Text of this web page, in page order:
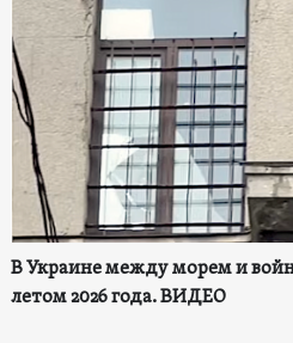
В Украине между морем и
летом 2026 года. ВИДЕО